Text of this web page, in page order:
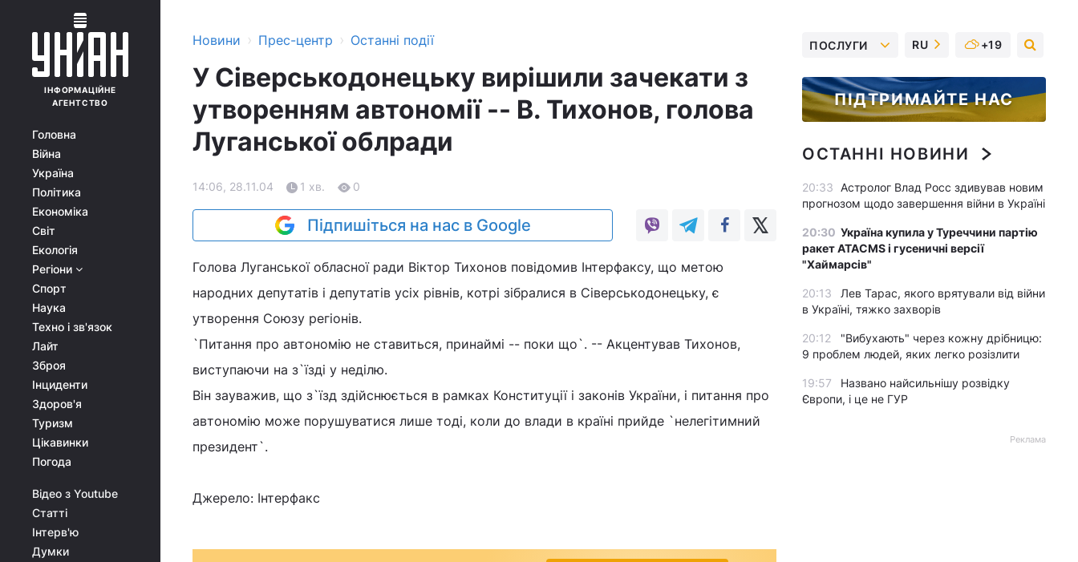
ІНФОРМАЦІЙНЕ
АГЕНТСТВО
Головна
Війна
Україна
Політика
Економіка
Світ
Екологія
Регіони
Спорт
Наука
Техно і зв'язок
Лайт
Зброя
Інциденти
Здоров'я
Туризм
Цікавинки
Погода
Відео з Youtube
Статті
Інтерв'ю
Думки
Новини › Прес-центр › Останні події
У Сіверськодонецьку вирішили зачекати з
утворенням автономії -- В. Тихонов, голова
Луганської облради
14:06, 28.11.04 1 хв. 0
Підпишіться на нас в Google
Голова Луганської обласної ради Віктор Тихонов повідомив Інтерфаксу, що метою
народних депутатів і депутатів усіх рівнів, котрі зібралися в Сіверськодонецьку, є
утворення Союзу регіонів.
`Питання про автономію не ставиться, принаймі -- поки що`. -- Акцентував Тихонов,
виступаючи на з`їзді у неділю.
Він зауважив, що з`їзд здійснюється в рамках Конституції і законів України, і питання про
автономію може порушуватися лише тоді, коли до влади в країні прийде `нелегітимний
президент`.
Джерело: Інтерфакс
ПОСЛУГИ RU +19
ПІДТРИМАЙТЕ НАС
ОСТАННІ НОВИНИ
20:33
Астролог Влад Росс здивував новим
прогнозом щодо завершення війни в Україні
20:30 Україна купила у Туреччини партію
ракет ATACMS і гусеничні версії
"Хаймарсів"
20:13
Лев Тарас, якого врятували від війни
в Україні, тяжко захворів
20:12
"Вибухають" через кожну дрібницю:
9 проблем людей, яких легко розізлити
19:57
Названо найсильнішу розвідку
Європи, і це не ГУР
Реклама